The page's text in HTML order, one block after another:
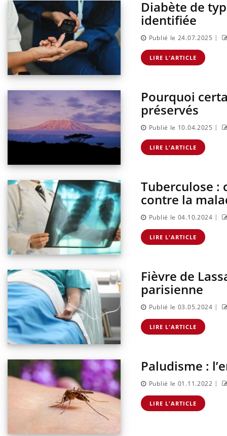
Diabète de
identifiée
Publié le 24.07.2025 |
LIRE L'ARTICLE
Pourquoi
préservés
Publié le 10.04.2025 |
LIRE L'ARTICLE
Tuberculose
contre la
Publié le 04.10.2024 |
LIRE L'ARTICLE
Fièvre de
parisienne
Publié le 03.05.2024 |
LIRE L'ARTICLE
Paludisme :
Publié le 01.11.2022 |
LIRE L'ARTICLE
Hantavirus : un cas détecté
chez un touriste en France
Mortalité infantile : un
rapport s’interroge sur son
taux élevé en France
Grossesse à risque : ce jus
naturel attire l'attention
des chercheurs